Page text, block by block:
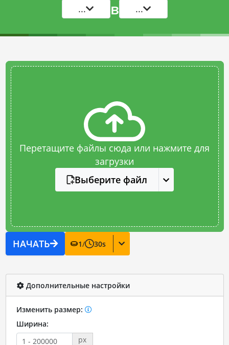
... в ...
Перетащите файлы сюда или нажмите для
загрузки
Выберите файл
НАЧАТЬ 1/ 30s
Дополнительные настройки
Изменить размер:
Ширина:
px